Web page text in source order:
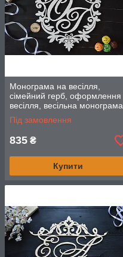
Монограма на весілля,
сімейний герб, оформлення
весілля, весільна монограма,
об'єднання роз'ємні ініціали з
Під замовлення
835 ₴
Купити